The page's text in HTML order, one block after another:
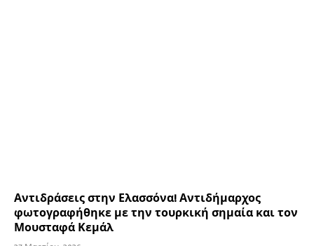
Αντιδράσεις στην Ελασσόνα! Αντιδήμαρχος
φωτογραφήθηκε με την τουρκική σημαία και τον
Μουσταφά Κεμάλ